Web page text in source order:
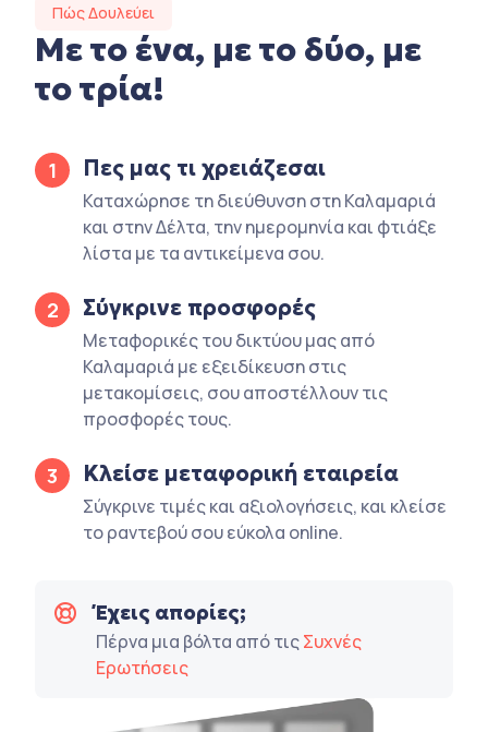
Πώς Δουλεύει
Με το ένα, με το δύο, με
το τρία!
1 Πες μας τι χρειάζεσαι
Καταχώρησε τη διεύθυνση στη Καλαμαριά
και στην Δέλτα, την ημερομηνία και φτιάξε
λίστα με τα αντικείμενα σου.
2 Σύγκρινε προσφορές
Μεταφορικές του δικτύου μας από
Καλαμαριά με εξειδίκευση στις
μετακομίσεις, σου αποστέλλουν τις
προσφορές τους.
3 Κλείσε μεταφορική εταιρεία
Σύγκρινε τιμές και αξιολογήσεις, και κλείσε
το ραντεβού σου εύκολα online.
Έχεις απορίες;
Πέρνα μια βόλτα από τιςΣυχνές
Ερωτήσεις